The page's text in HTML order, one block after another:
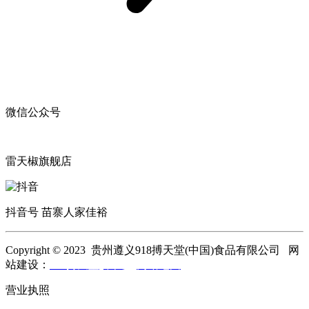
微信公众号
雷天椒旗舰店
抖音号 苗寨人家佳裕
Copyright © 2023 贵州遵义918搏天堂(中国)食品有限公司 网
站建设：
营业执照